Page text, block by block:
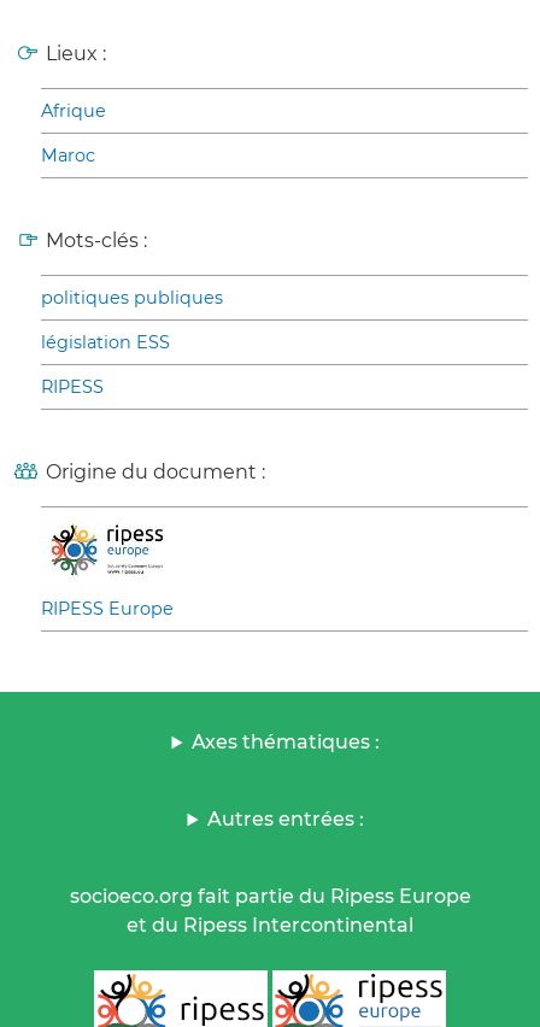
Lieux :
Afrique
Maroc
Mots-clés :
politiques publiques
législation ESS
RIPESS
Origine du document :
RIPESS Europe
Axes thématiques :
Autres entrées :
socioeco.org fait partie du Ripess Europe
et du Ripess Intercontinental